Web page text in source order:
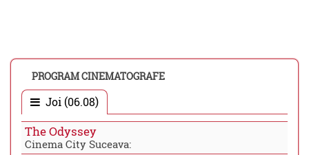
PROGRAM CINEMATOGRAFE
Joi (06.08)
The Odyssey
Cinema City Suceava: